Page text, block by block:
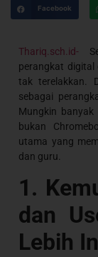
Facebook
Thariq.sch.id-
perangkat digital
tak terelakkan.
sebagai
Mungkin
bukan
utama yang
dan guru.
1.
dan
Lebih